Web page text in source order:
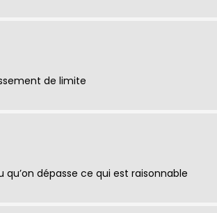
de limite
dépasse ce qui est raisonnable